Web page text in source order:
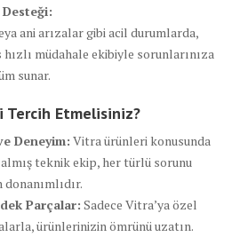
ani arızalar gibi acil durumlarda,
müdahale ekibiyle sorunlarınıza
sunar.
Tercih Etmelisiniz?
Deneyim: Vitra ürünleri konusunda
teknik ekip, her türlü sorunu
Parçalar: Sadece Vitra’ya özel
ürünlerinizin ömrünü uzatın.